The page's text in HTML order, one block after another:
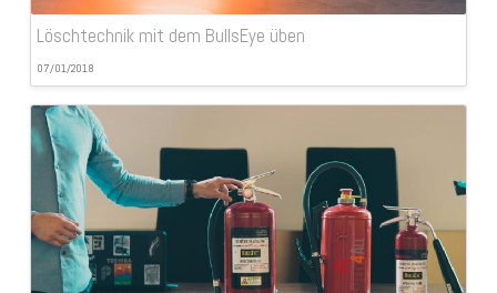
Löschtechnik mit dem BullsEye üben
07/01/2018